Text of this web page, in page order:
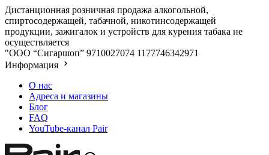
Дистанционная розничная продажа алкогольной,
спиртосодержащей, табачной, никотинсодержащей
продукции, зажигалок и устройств для курения табака не
осуществляется
"ООО “Сигаршоп” 9710027074 1177746342971
Информация
О нас
Адреса и магазины
Блог
FAQ
YouTube-канал Pair